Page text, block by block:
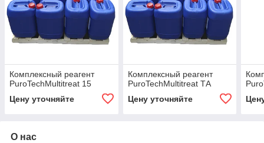
Комплексный реагент
PuroTechMultitreat 15
Цену уточняйте
Комплексный реагент
PuroTechMultitreat ТА
Цену уточняйте
О нас